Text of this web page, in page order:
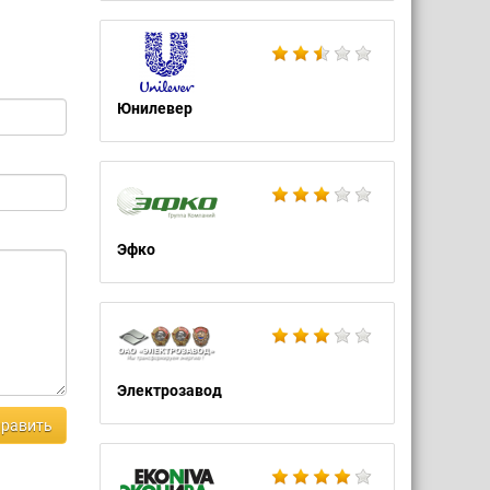
Юнилевер
Эфко
Электрозавод